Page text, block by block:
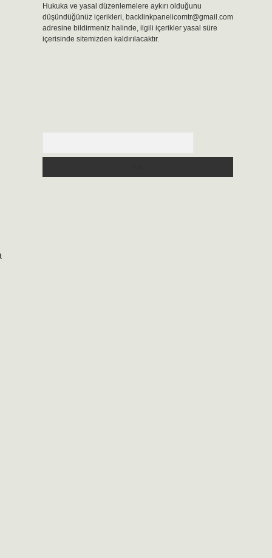
Hukuka ve yasal düzenlemelere aykırı olduğunu
düşündüğünüz içerikleri, backlinkpanelicomtr@gmail.com
adresine bildirmeniz halinde, ilgili içerikler yasal süre
içerisinde sitemizden kaldırılacaktır.